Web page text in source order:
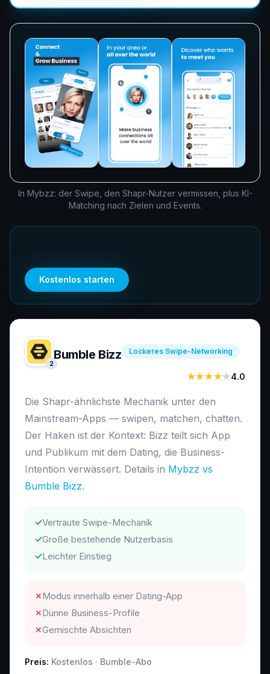
In Mybzz: der Swipe, den Shapr-Nutzer vermissen, plus KI-
Matching nach Zielen und Events.
Kostenlos starten
2
Bumble Bizz Lockeres Swipe-Networking
★★★★★4.0
Die Shapr-ähnlichste Mechanik unter den
Mainstream-Apps — swipen, matchen, chatten.
Der Haken ist der Kontext: Bizz teilt sich App
und Publikum mit dem Dating, die Business-
Intention verwässert. Details in Mybzz vs
Bumble Bizz.
✓Vertraute Swipe-Mechanik
✓Große bestehende Nutzerbasis
✓Leichter Einstieg
✗Modus innerhalb einer Dating-App
✗Dünne Business-Profile
✗Gemischte Absichten
Preis: Kostenlos · Bumble-Abo